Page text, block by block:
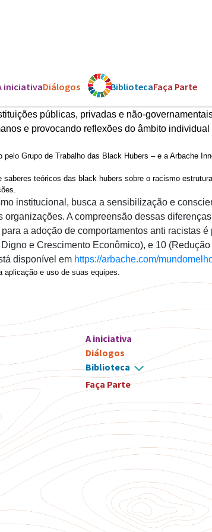
iniciativaDiálogos Os ODSBibliotecaFaça Parte
públicas, privadas e não-
e provocando reflexões do âmbito
Grupo de Trabalho das Black Hubers – e a Arbache
teóricos das black hubers sobre o racismo
institucional, busca a sensibilização e
A compreensão dessas
a adoção de comportamentos anti racistas
e Crescimento Econômico), e 10
disponível em https://arbache.com/
aplicação e uso de suas equipes.
A iniciativa
Diálogos
Biblioteca
Faça Parte